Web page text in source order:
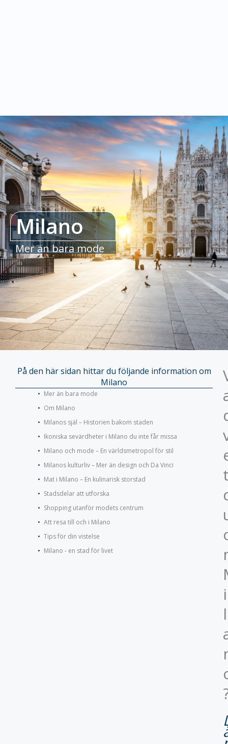
Milano
Mer än bara mode
På den här sidan hittar du följande information om
Milano
Mer än bara mode
Om Milano
Milanos själ – Historien bakom staden
Ikoniska sevärdheter i Milano du inte får missa
Milano och mode – En världsmetropol för stil
Milanos kulturliv – Mer än design och Da Vinci
Mat i Milano – En kulinarisk storstad
Stadsdelar att utforska
Shopping utanför modets centrum
Att resa till och i Milano
Tips för din vistelse
Milano - en stad för livet
i
l